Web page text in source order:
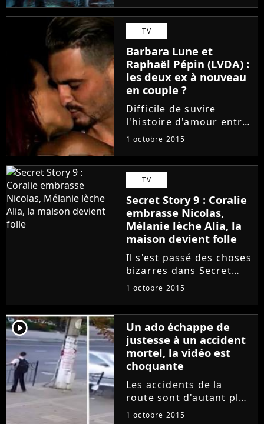
à la télévision
américaine de The
Vampire Diaries avec les
épisodes inédits de la
saison 7, la...
TV
Barbara Lune et
Raphaël Pépin (LVDA) :
les deux ex à nouveau
en couple ?
Difficile de suvire
l'histoire d'amour entre
Barbara Lune et
leur rencontre dans la
saison 6 des Anges,
Barbara et Raphaël sont
un jour en couple et le
lendemain...
1 octobre 2015
TV
Secret Story 9 : Coralie
embrasse Nicolas,
Mélanie lèche Alia, la
maison devient folle
Il s'est passé des choses
bizarres dans Secret
Story 9. Après la soirée
dernière fois, les
candidats ont décidé de
se lâcher. Nicolas a
embrassé Coralie,
Mélanie...
1 octobre 2015
player2
Un ado échappe de
justesse à un accident
mortel, la vidéo est
choquante
Les accidents de la
route sont d'autant plus
terribles qu'ils peuvent
1 octobre 2015